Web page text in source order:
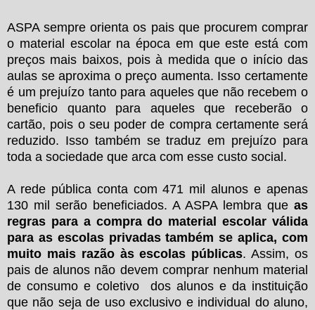
ASPA sempre orienta os pais que procurem comprar
o material escolar na época em que este está com
preços mais baixos, pois à medida que o início das
aulas se aproxima o preço aumenta. Isso certamente
é um prejuízo tanto para aqueles que não recebem o
beneficio quanto para aqueles que receberão o
cartão, pois o seu poder de compra certamente será
reduzido. Isso também se traduz em prejuízo para
toda a sociedade que arca com esse custo social.
A rede pública conta com 471 mil alunos e apenas
130 mil serão beneficiados. A ASPA lembra que as
regras para a compra do material escolar válida
para as escolas privadas também se aplica, com
muito mais razão às escolas públicas. Assim, os
pais de alunos não devem comprar nenhum material
de consumo e coletivo dos alunos e da instituição
que não seja de uso exclusivo e individual do aluno,